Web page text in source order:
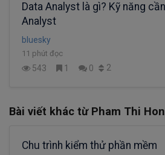
Data Analyst là gì? Kỹ năng
Analyst
bluesky
11 phút đọc
543 1 0 2
Bài viết khác từ Pham Thi
Chu trình kiểm thử phần mềm